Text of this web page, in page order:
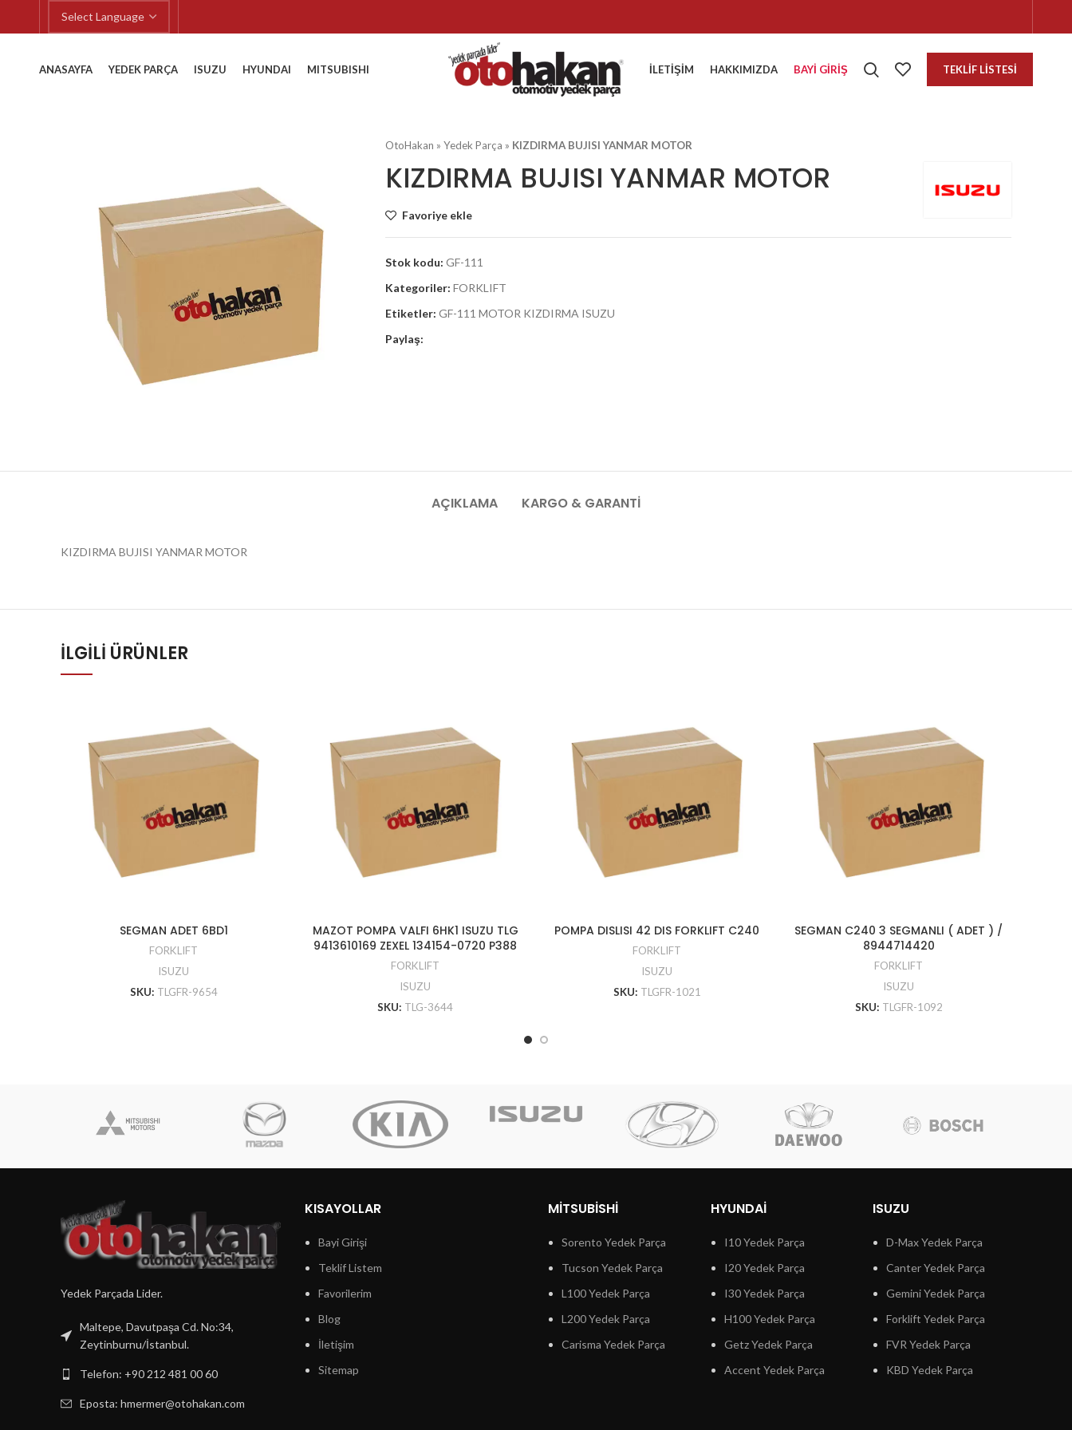
ANASAYFA YEDEK PARÇA ISUZU HYUNDAI MITSUBISHI İLETIŞIM HAKKIMIZDA BAYI GIRIŞ TEKLIF LISTESI
OtoHakan »Yedek Parça » KIZDIRMA BUJISI YANMAR MOTOR
KIZDIRMA BUJISI YANMAR MOTOR
Favoriye ekle
Stok kodu:GF-111
Kategoriler: FORKLIFT
Etiketler: GF-111 MOTOR KIZDIRMA ISUZU
Paylaş:
AÇIKLAMA KARGO & GARANTI
KIZDIRMA BUJISI YANMAR MOTOR
İLGILI ÜRÜNLER
SEGMAN ADET 6BD1
FORKLIFT
ISUZU
SKU: TLGFR-9654
MAZOT POMPA VALFI 6HK1 ISUZU TLG
9413610169 ZEXEL 134154-0720 P388
FORKLIFT
ISUZU
SKU: TLG-3644
POMPA DISLISI 42 DIS FORKLIFT C240
FORKLIFT
ISUZU
SKU: TLGFR-1021
SEGMAN C240 3 SEGMANLI ( ADET ) /
8944714420
FORKLIFT
ISUZU
SKU: TLGFR-1092
Yedek Parçada Lider.
Maltepe, Davutpaşa Cd. No:34,
Zeytinburnu/İstanbul.
Telefon: +90 212 481 00 60
Eposta: hmermer@otohakan.com
KISAYOLLAR
Bayi Girişi
Teklif Listem
Favorilerim
Blog
İletişim
Sitemap
MITSUBISHI
Sorento Yedek Parça
Tucson Yedek Parça
L100 Yedek Parça
L200 Yedek Parça
Carisma Yedek Parça
HYUNDAI
I10 Yedek Parça
I20 Yedek Parça
I30 Yedek Parça
H100 Yedek Parça
Getz Yedek Parça
Accent Yedek Parça
ISUZU
D-Max Yedek Parça
Canter Yedek Parça
Gemini Yedek Parça
Forklift Yedek Parça
FVR Yedek Parça
KBD Yedek Parça